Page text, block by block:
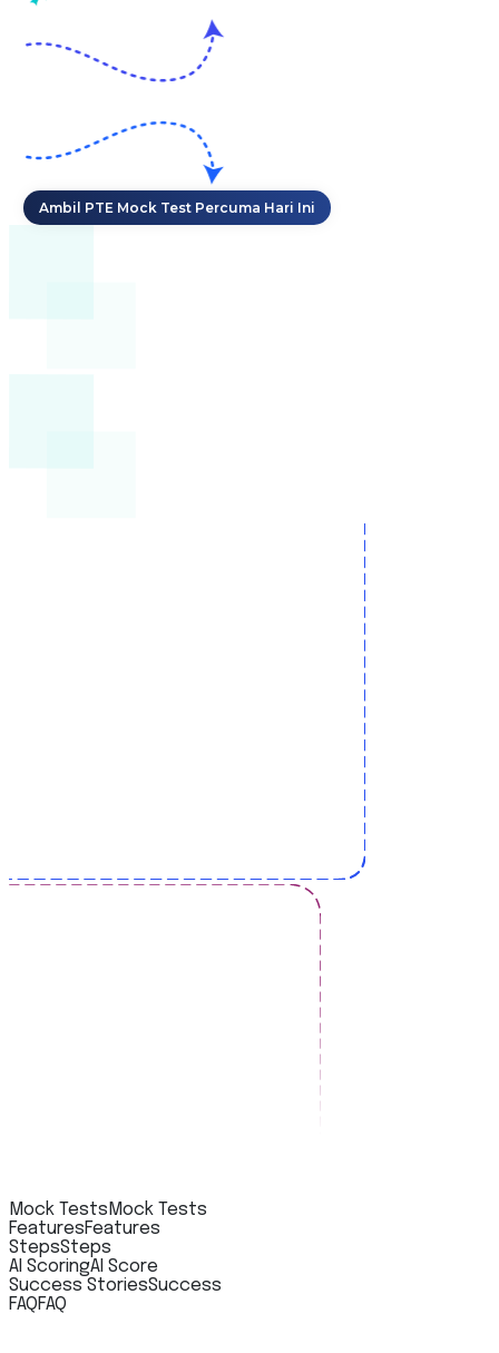
Ambil PTE Mock Test Percuma Hari Ini
Mock TestsMock Tests
FeaturesFeatures
StepsSteps
AI ScoringAI Score
Success StoriesSuccess
FAQFAQ